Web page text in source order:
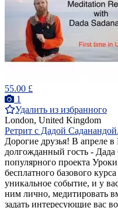
55.00 £
1
Удалить из избранного
London, United Kingdom
Ретрит с Дадой
Дорогие друзья! В апреле
долгожданный гость - Дада
популярного проекта
бесплатного базового
уникальное событие, и у
ним лично, медитировать
задать интересующие вас